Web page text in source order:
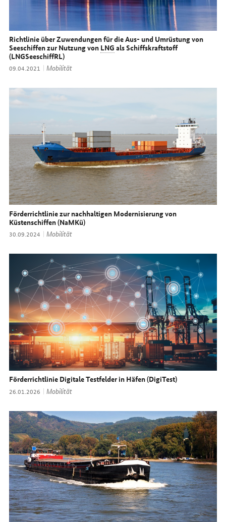
Richtlinie über Zuwendungen für die Aus- und Umrüstung von
Seeschiffen zur Nutzung von LNG als Schiffskraftstoff
(LNGSeeschiffRL)
Datum:
09.04.2021 Thema:
Mobilität
Förderrichtlinie zur nachhaltigen Modernisierung von
Küstenschiffen (NaMKü)
Datum:
30.09.2024 Thema:
Mobilität
Förderrichtlinie Digitale Testfelder in Häfen (DigiTest)
Datum:
26.01.2026 Thema:
Mobilität